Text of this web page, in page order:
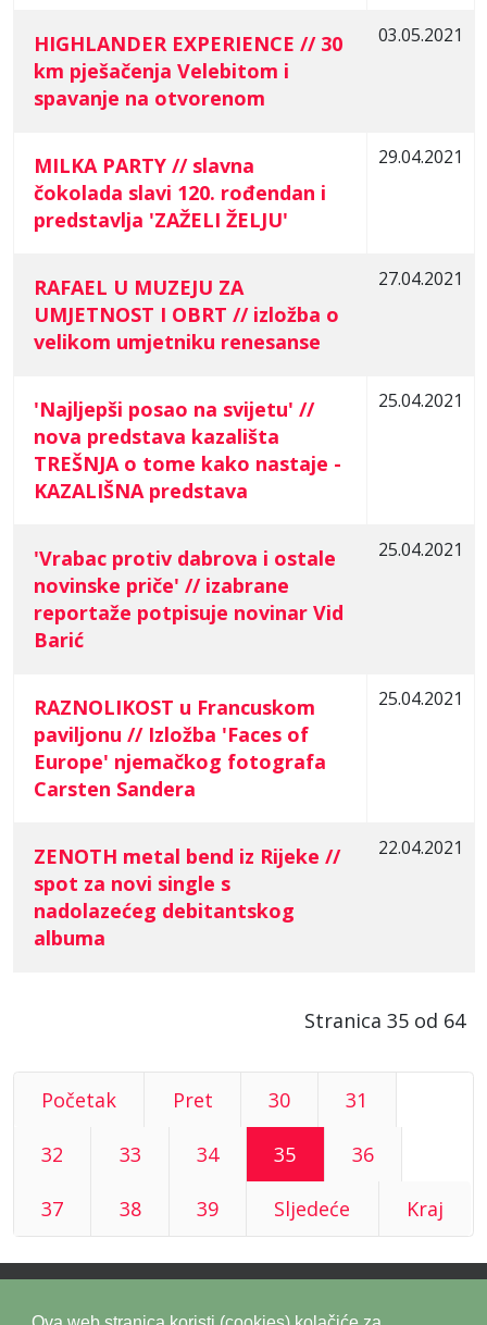
HIGHLANDER EXPERIENCE // 30
km pješačenja Velebitom i
spavanje na otvorenom
03.05.2021
MILKA PARTY // slavna
čokolada slavi 120. rođendan i
predstavlja 'ZAŽELI ŽELJU'
29.04.2021
RAFAEL U MUZEJU ZA
UMJETNOST I OBRT // izložba o
velikom umjetniku renesanse
27.04.2021
'Najljepši posao na svijetu' //
nova predstava kazališta
TREŠNJA o tome kako nastaje -
KAZALIŠNA predstava
25.04.2021
'Vrabac protiv dabrova i ostale
novinske priče' // izabrane
reportaže potpisuje novinar Vid
Barić
25.04.2021
RAZNOLIKOST u Francuskom
paviljonu // Izložba 'Faces of
Europe' njemačkog fotografa
Carsten Sandera
25.04.2021
ZENOTH metal bend iz Rijeke //
spot za novi single s
nadolazećeg debitantskog
albuma
22.04.2021
Stranica 35 od 64
Početak Pret 30 31
32 33 34 35 36
37 38 39 Sljedeće Kraj